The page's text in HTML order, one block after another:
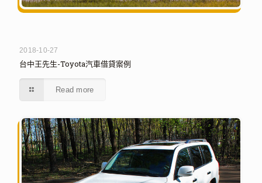
2018-10-27
台中王先生-Toyota汽車借貸案例
Read more